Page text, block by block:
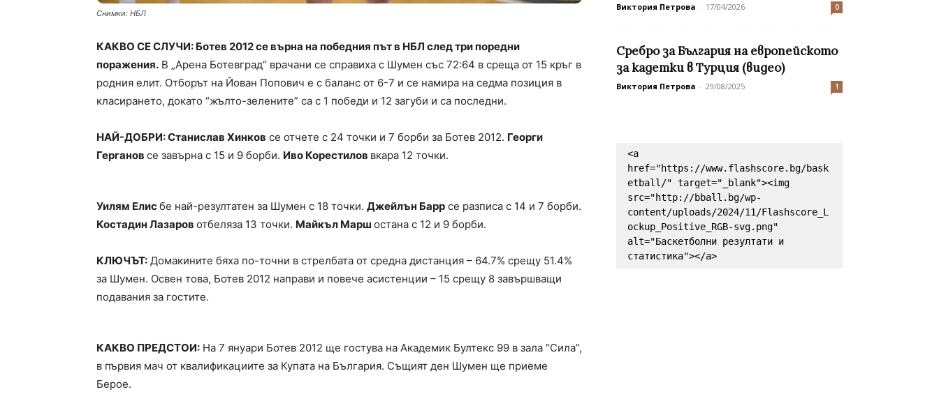
Снимки: НБЛ
КАКВО СЕ СЛУЧИ: Ботев 2012 се върна на победния път в НБЛ след три поредни
поражения. В „Арена Ботевград“ врачани се справиха с Шумен със 72:64 в среща от 15 кръг в
родния елит. Отборът на Йован Попович е с баланс от 6-7 и се намира на седма позиция в
класирането, докато “жълто-зелените” са с 1 победи и 12 загуби и са последни.
НАЙ-ДОБРИ: Станислав Хинков се отчете с 24 точки и 7 борби за Ботев 2012. Георги
Герганов се завърна с 15 и 9 борби. Иво Корестилов вкара 12 точки.
Уилям Елисбе най-резултатен за Шумен с 18 точки. Джейлън Барр се разписа с 14 и 7 борби.
Костадин Лазаров отбеляза 13 точки. Майкъл Марш остана с 12 и 9 борби.
КЛЮЧЪТ: Домакините бяха по-точни в стрелбата от средна дистанция – 64.7% срещу 51.4%
за Шумен. Освен това, Ботев 2012 направи и повече асистенции – 15 срещу 8 завършващи
подавания за гостите.
КАКВО ПРЕДСТОИ: На 7 януари Ботев 2012 ще гостува на Академик Бултекс 99 в зала “Сила”,
в първия мач от квалификациите за Купата на България. Същият ден Шумен ще приеме
Берое.
Виктория Петрова - 17/04/2026 0
Сребро за България на европейското
за кадетки в Турция (видео)
Виктория Петрова - 29/08/2025 1
<a
href="https://www.flashscore.bg/bask
etball/" target="_blank"><img
src="http://bball.bg/wp-
content/uploads/2024/11/Flashscore_L
ockup_Positive_RGB-svg.png"
alt="Баскетболни резултати и
статистика"></a>